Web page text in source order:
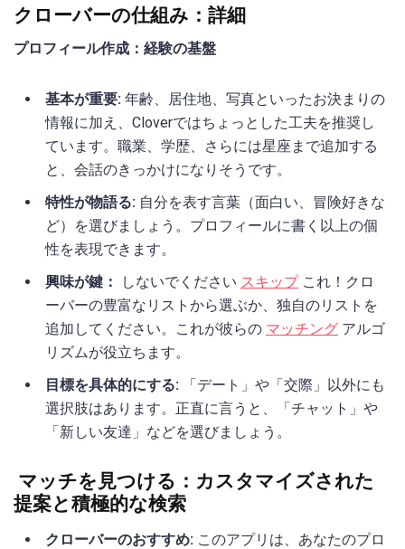
クローバーの仕組み：詳細
プロフィール作成：経験の基盤
基本が重要: 年齢、居住地、写真といったお決まりの
情報に加え、Cloverではちょっとした工夫を推奨し
ています。職業、学歴、さらには星座まで追加する
と、会話のきっかけになりそうです。
特性が物語る: 自分を表す言葉（面白い、冒険好きな
ど）を選びましょう。プロフィールに書く以上の個
性を表現できます。
興味が鍵：
しないでください スキップこれ！クロ
ーバーの豊富なリストから選ぶか、独自のリストを
追加してください。これが彼らの マッチング アルゴ
リズムが役立ちます。
目標を具体的にする: 「デート」や「交際」以外にも
選択肢はあります。正直に言うと、「チャット」や
「新しい友達」などを選びましょう。
マッチを見つける：カスタマイズされた
提案と積極的な検索
クローバーのおすすめ: このアプリは、あなたのプロ